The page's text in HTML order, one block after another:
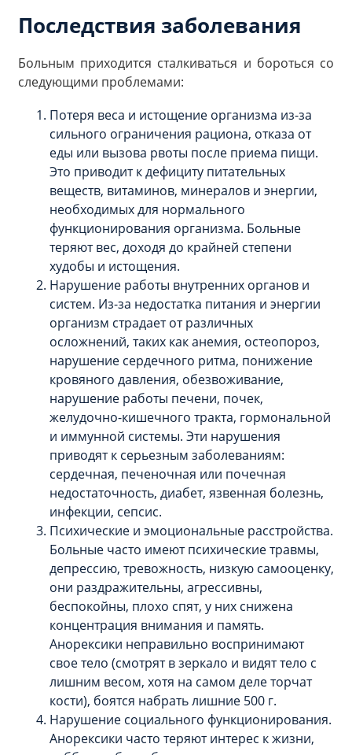
Последствия заболевания
Больным приходится сталкиваться и бороться со
следующими проблемами:
Потеря веса и истощение организма из-за
сильного ограничения рациона, отказа от
еды или вызова рвоты после приема пищи.
Это приводит к дефициту питательных
веществ, витаминов, минералов и энергии,
необходимых для нормального
функционирования организма. Больные
теряют вес, доходя до крайней степени
худобы и истощения.
Нарушение работы внутренних органов и
систем. Из-за недостатка питания и энергии
организм страдает от различных
осложнений, таких как анемия, остеопороз,
нарушение сердечного ритма, понижение
кровяного давления, обезвоживание,
нарушение работы печени, почек,
желудочно-кишечного тракта, гормональной
и иммунной системы. Эти нарушения
приводят к серьезным заболеваниям:
сердечная, печеночная или почечная
недостаточность, диабет, язвенная болезнь,
инфекции, сепсис.
Психические и эмоциональные расстройства.
Больные часто имеют психические травмы,
депрессию, тревожность, низкую самооценку,
они раздражительны, агрессивны,
беспокойны, плохо спят, у них снижена
концентрация внимания и память.
Анорексики неправильно воспринимают
свое тело (смотрят в зеркало и видят тело с
лишним весом, хотя на самом деле торчат
кости), боятся набрать лишние 500 г.
Нарушение социального функционирования.
Анорексики часто теряют интерес к жизни,